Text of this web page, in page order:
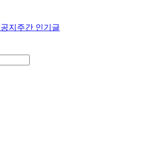
공지 주간 인기글